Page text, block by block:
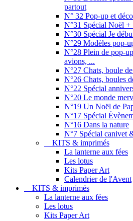
partout
N° 32 Pop-up et
N°31 Spécial Noël
N°30 Spécial Je
N°29 Modèles pop-
N°28 Plein de pop-
avions, ...
N°27 Chats, boule
N°26 Chats, boules
N°22 Spécial
N°20 Le monde
N°19 Un Noël de
N°17 Spécial
N°16 Dans la nature
N°7 Spécial canivet
KITS & imprimés
La lanterne aux fées
Les lotus
Kits Paper Art
Calendrier de l'Avent
KITS & imprimés
La lanterne aux fées
Les lotus
Kits Paper Art